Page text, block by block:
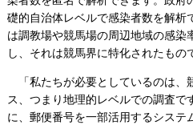
礎的自治体レベルで感染者数を解析
は調教場や競馬場の周辺地域の感染
し、それは競馬界に特化されたもの
「私たちが必要としているのは、
ス、つまり地理的レベルでの調査で
に、郵便番号を一部活用するシステ